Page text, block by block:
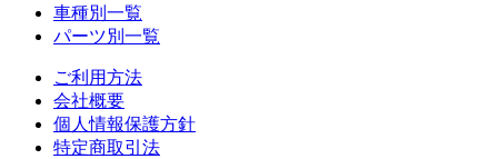
車種別一覧
パーツ別一覧
ご利用方法
会社概要
個人情報保護方針
特定商取引法